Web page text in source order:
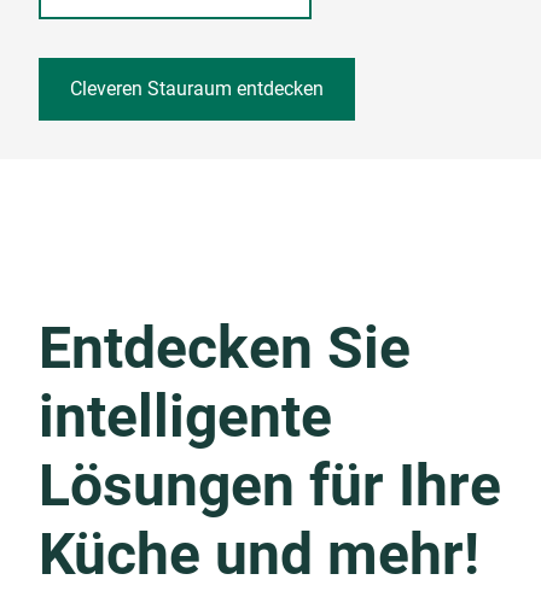
Cleveren Stauraum entdecken
Entdecken Sie
intelligente
Lösungen für Ihre
Küche und mehr!